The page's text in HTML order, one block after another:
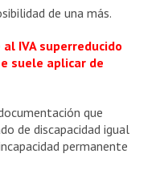
de una más.
IVA superreducido
suele aplicar de
que
de discapacidad igual
permanente